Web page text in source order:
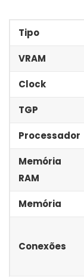
Tipo
VRAM
Clock
TGP
Processador
Memória
RAM
Memória
Conexões